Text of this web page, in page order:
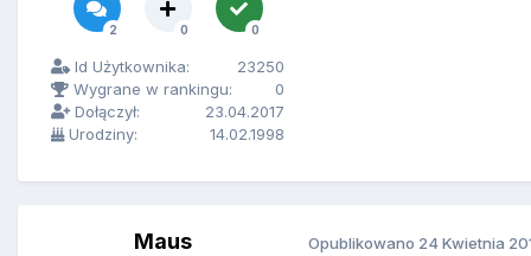
2 0 0
Id Użytkownika:
23250
Wygrane w rankingu:
0
Dołączył:
23.04.2017
Urodziny:
14.02.1998
Maus Opublikowano 24 Kwietnia